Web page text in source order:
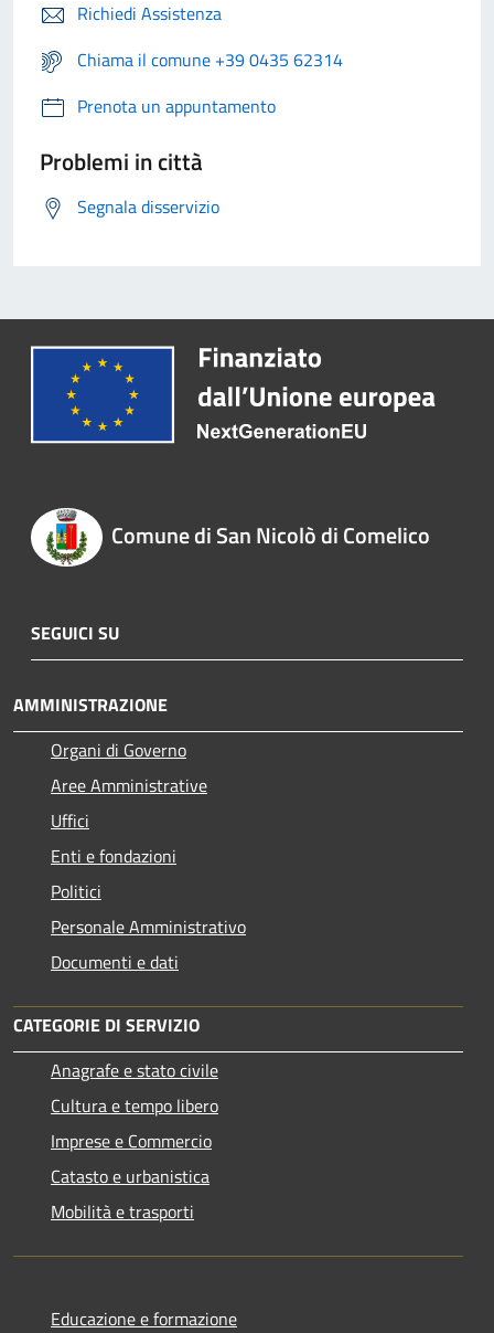
Richiedi Assistenza
Chiama il comune +39 0435 62314
Prenota un appuntamento
Problemi in città
Segnala disservizio
Comune di San Nicolò di Comelico
SEGUICI SU
AMMINISTRAZIONE
Organi di Governo
Aree Amministrative
Uffici
Enti e fondazioni
Politici
Personale Amministrativo
Documenti e dati
CATEGORIE DI SERVIZIO
Anagrafe e stato civile
Cultura e tempo libero
Imprese e Commercio
Catasto e urbanistica
Mobilità e trasporti
Educazione e formazione